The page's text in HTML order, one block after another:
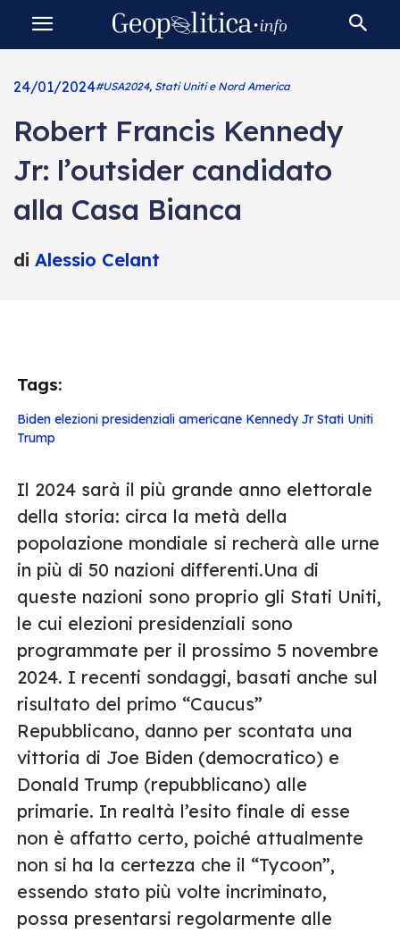
24/01/2024#USA2024, Stati Uniti e Nord America
Robert Francis Kennedy
Jr: l’outsider candidato
alla Casa Bianca
di Alessio Celant
Tags:
Biden elezioni presidenziali americane Kennedy Jr Stati Uniti
Trump
Il 2024 sarà il più grande anno elettorale
della storia: circa la metà della
popolazione mondiale si recherà alle urne
in più di 50 nazioni differenti.Una di
queste nazioni sono proprio gli Stati Uniti,
le cui elezioni presidenziali sono
programmate per il prossimo 5 novembre
2024. I recenti sondaggi, basati anche sul
risultato del primo “Caucus”
Repubblicano, danno per scontata una
vittoria di Joe Biden (democratico) e
Donald Trump (repubblicano) alle
primarie. In realtà l’esito finale di esse
non è affatto certo, poiché attualmente
non si ha la certezza che il “Tycoon”,
essendo stato più volte incriminato,
possa presentarsi regolarmente alle